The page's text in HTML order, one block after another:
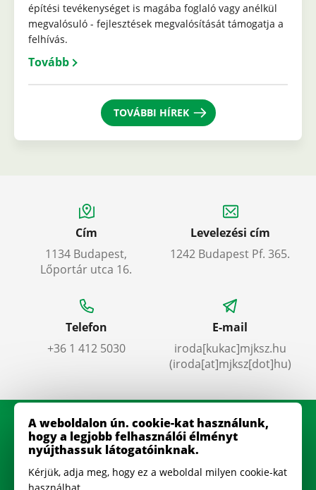
építési tevékenységet is magába foglaló vagy anélkül
megvalósuló - fejlesztések megvalósítását támogatja a
felhívás.
Tovább
TOVÁBBI HÍREK
Cím
1134 Budapest,
Lőportár utca 16.
Levelezési cím
1242 Budapest Pf. 365.
Telefon
+36 1 412 5030
E-mail
iroda[kukac]mjksz.hu
(iroda[at]mjksz[dot]hu)
A weboldalon ún. cookie-kat használunk,
hogy a legjobb felhasználói élményt
nyújthassuk látogatóinknak.
Kérjük, adja meg, hogy ez a weboldal milyen cookie-kat